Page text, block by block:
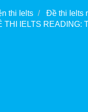
thi Ielts
Đề thi Ielts
IELTS READING: